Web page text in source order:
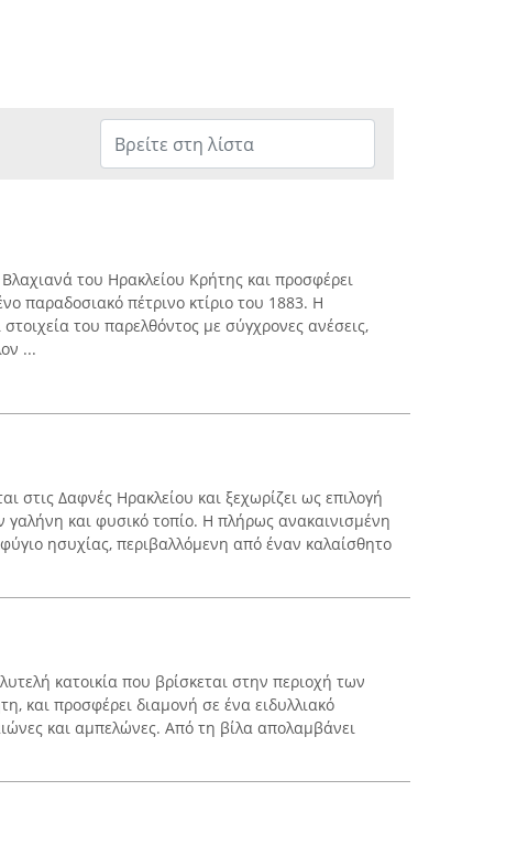
του Ηρακλείου Κρήτης και προσφέρει
παραδοσιακό πέτρινο κτίριο του 1883. Η
του παρελθόντος με σύγχρονες ανέσεις,
...
στις Δαφνές Ηρακλείου και ξεχωρίζει ως επιλογή
γαλήνη και φυσικό τοπίο. Η πλήρως ανακαινισμένη
ησυχίας, περιβαλλόμενη από έναν καλαίσθητο
κατοικία που βρίσκεται στην περιοχή των
και προσφέρει διαμονή σε ένα ειδυλλιακό
και αμπελώνες. Από τη βίλα απολαμβάνει